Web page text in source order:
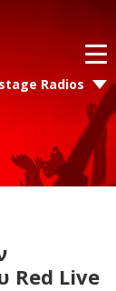
Radios
Red Live